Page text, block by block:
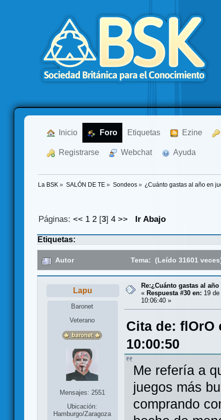
Inicio Foro Etiquetas Ezine
Registrarse Webchat Ayuda
La BSK » SALÓN DE TE » Sondeos» ¿Cuánto gastas al año en
Páginas:<< 1 2 [3]4 >> Ir Abajo
Etiquetas:
Autor Tema: (Leído 31601
Lapu
Baronet
Veterano
Mensajes: 2551
Ubicación:
Hamburgo/Zaragoza
Re:¿Cuánto gastas al
« Respuesta #30 en: 19
10:06:40 »
Cita de: flOrO
10:00:50
Me refería a
juegos más
comprando